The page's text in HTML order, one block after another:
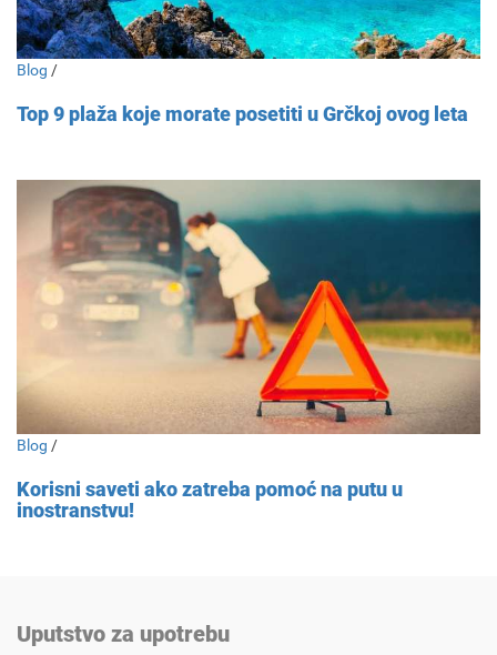
Blog /
Top 9 plaža koje morate posetiti u Grčkoj ovog leta
Blog /
Korisni saveti ako zatreba pomoć na putu u
inostranstvu!
Uputstvo za upotrebu